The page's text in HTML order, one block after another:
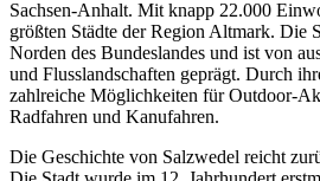
Sachsen-Anhalt. Mit knapp 22.000
größten Städte der Region Altmark. Die
Norden des Bundeslandes und ist von
und Flusslandschaften geprägt. Durch
zahlreiche Möglichkeiten für Outdoor-
Radfahren und Kanufahren.
Die Geschichte von Salzwedel reicht